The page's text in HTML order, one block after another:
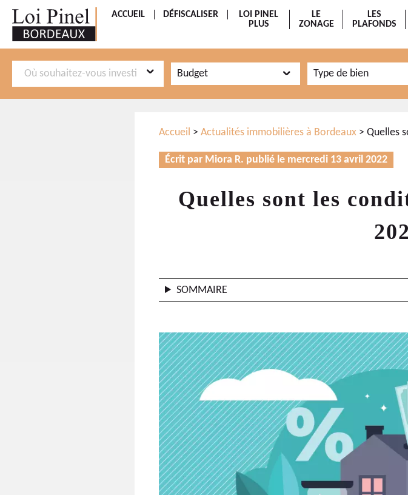
Aller
au
Aller
au
ACCUEIL DÉFISCALISER
LOI PINEL
PLUS
LE
ZONAGE
LES
PLAFONDS
Budget Type de bien
Accueil > Actualités immobilières à Bordeaux > Quelles
Écrit par Miora R. publié le mercredi 13 avril 2022
Quelles sont les
SOMMAIRE